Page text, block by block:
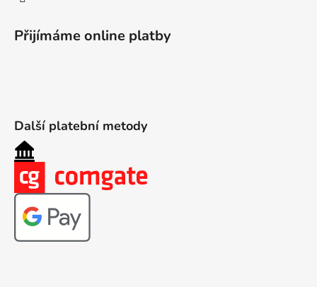
Přijímáme online platby
Další platební metody